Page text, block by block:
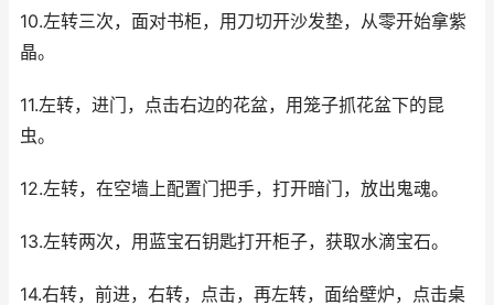
10.左转三次，面对书柜，用刀切开沙发垫，从零开始拿紫
晶。
11.左转，进门，点击右边的花盆，用笼子抓花盆下的昆
虫。
12.左转，在空墙上配置门把手，打开暗门，放出鬼魂。
13.左转两次，用蓝宝石钥匙打开柜子，获取水滴宝石。
14.右转，前进，右转，点击，再左转，面给壁炉，点击桌